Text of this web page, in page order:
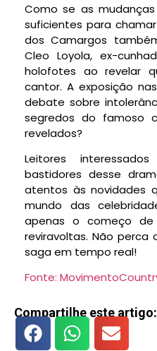
Como se as
suficientes para
dos Camargos
Cleo Loyola, ex-
holofotes ao revelar
cantor. A exposição
debate sobre
segredos do famoso
revelados?
Leitores
bastidores desse
atentos às novidades
mundo das
apenas o começo
reviravoltas. Não perca
saga em tempo real!
Fonte:
Compartilhe este artigo: